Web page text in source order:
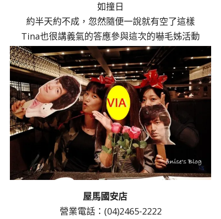
如撞日
約半天約不成，忽然隨便一說就有空了這樣
Tina也很講義氣的答應參與這次的嚇毛姊活動
屋馬國安店
營業電話：(04)2465-2222